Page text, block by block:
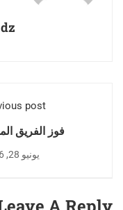
post
فوز الفريق
لجامعة ورقلة
الجزائر الجامعية
بالمدينة الجامعية
يونيو 28, 2026
A Reply